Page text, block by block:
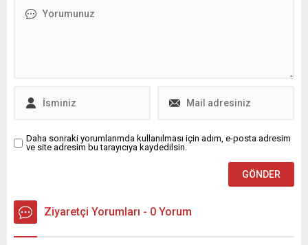
ifadeler, kent gündemindeki
Büyükşehir Belediye Meclis
Daha sonraki yorumlarımda kullanılması için adım, e-posta adresim
ve site adresim bu tarayıcıya kaydedilsin.
Ziyaretçi Yorumları - 0 Yorum